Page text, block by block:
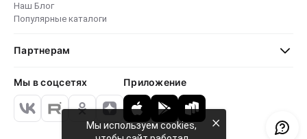
Наш Блог
Популярные каталоги
Партнерам
Мы в соцсетях Приложение
Мы используем cookies,
×